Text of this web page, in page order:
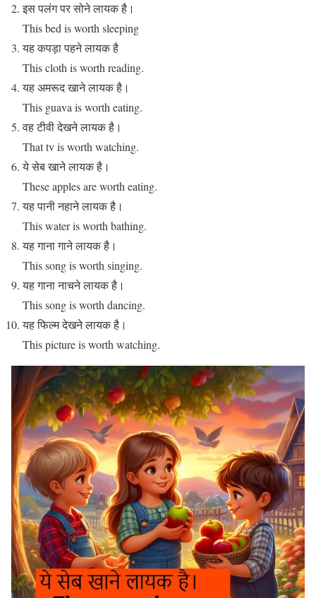
इस पलंग पर सोने लायक है।
This bed is worth sleeping
यह कपड़ा पहने लायक है
This cloth is worth reading.
यह अमरूद खाने लायक है।
This guava is worth eating.
वह टीवी देखने लायक है।
That tv is worth watching.
ये सेब खाने लायक है।
These apples are worth eating.
यह पानी नहाने लायक है।
This water is worth bathing.
यह गाना गाने लायक है।
This song is worth singing.
यह गाना नाचने लायक है।
This song is worth dancing.
यह फिल्म देखने लायक है।
This picture is worth watching.